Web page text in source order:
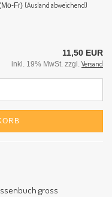
Fr) (Ausland abweichend)
11,50 EUR
inkl. 19% MwSt. zzgl. Versand